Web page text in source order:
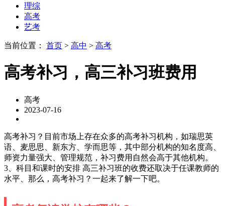
理综
高考
艺考
当前位置： 首页 > 高中 > 高考
高考补习，高三补习班费用
高考
2023-07-16
高考补习？目前市场上存在众多的高考补习机构，如瑞思英
语、麦思思、新东方、学而思等，其中部分机构的知名度高、
师资力量强大、管理规范，补习费用自然会高于其他机构。
3、科目和课时的安排 高三补习班的收费还取决于任课教师的
水平、那么，高考补习？一起来了解一下吧。